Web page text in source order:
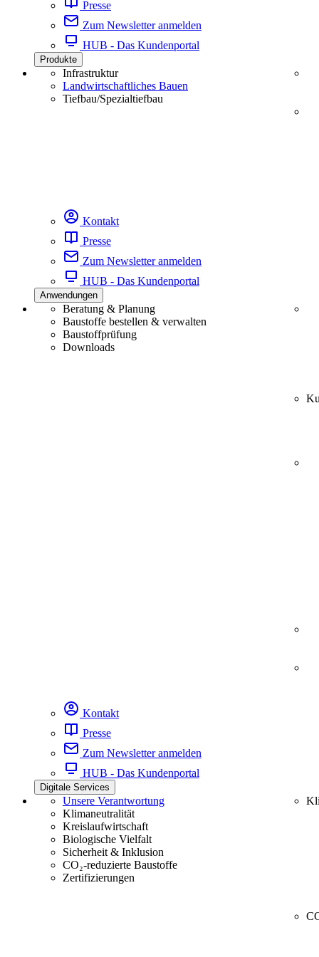
Presse
Zum Newsletter anmelden
HUB - Das Kundenportal
Produkte
Infrastruktur
Landwirtschaftliches Bauen
Tiefbau/Spezialtiefbau
Kontakt
Presse
Zum Newsletter anmelden
HUB - Das Kundenportal
Anwendungen
Beratung & Planung
Baustoffe bestellen & verwalten
Baustoffprüfung
Downloads
Kontakt
Presse
Zum Newsletter anmelden
HUB - Das Kundenportal
Digitale Services
Unsere Verantwortung
Klimaneutralität
Kreislaufwirtschaft
Biologische Vielfalt
Sicherheit & Inklusion
CO₂-reduzierte Baustoffe
Zertifizierungen